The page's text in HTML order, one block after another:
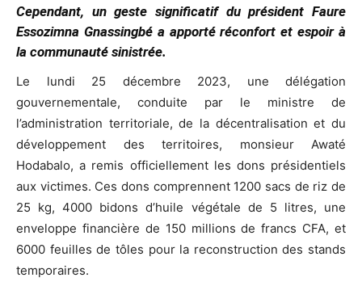
Cependant, un geste significatif du président Faure
Essozimna Gnassingbé a apporté réconfort et espoir à
la communauté sinistrée.
Le lundi 25 décembre 2023, une délégation
gouvernementale, conduite par le ministre de
l’administration territoriale, de la décentralisation et du
développement des territoires, monsieur Awaté
Hodabalo, a remis officiellement les dons présidentiels
aux victimes. Ces dons comprennent 1200 sacs de riz de
25 kg, 4000 bidons d’huile végétale de 5 litres, une
enveloppe financière de 150 millions de francs CFA, et
6000 feuilles de tôles pour la reconstruction des stands
temporaires.